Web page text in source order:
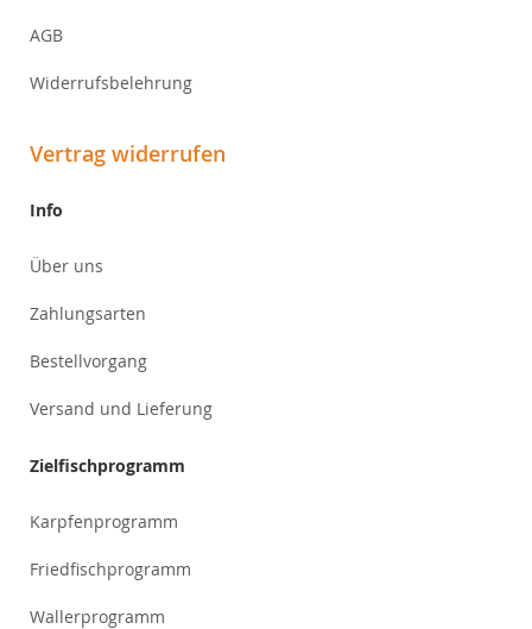
AGB
Widerrufsbelehrung
Vertrag widerrufen
Info
Über uns
Zahlungsarten
Bestellvorgang
Versand und Lieferung
Zielfischprogramm
Karpfenprogramm
Friedfischprogramm
Wallerprogramm